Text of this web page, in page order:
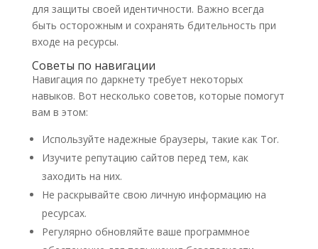
для защиты своей идентичности. Важно всегда
быть осторожным и сохранять бдительность при
входе на ресурсы.
Советы по навигации
Навигация по даркнету требует некоторых
навыков. Вот несколько советов, которые помогут
вам в этом:
Используйте надежные браузеры, такие как Tor.
Изучите репутацию сайтов перед тем, как
заходить на них.
Не раскрывайте свою личную информацию на
ресурсах.
Регулярно обновляйте ваше программное